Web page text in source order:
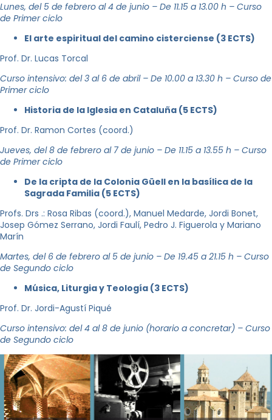
Lunes, del 5 de febrero al 4 de junio – De 11.15 a 13.00 h – Curso
de Primer ciclo
El arte espiritual del camino cisterciense (3 ECTS)
Prof. Dr. Lucas Torcal
Curso intensivo: del 3 al 6 de abril – De 10.00 a 13.30 h – Curso de
Primer ciclo
Historia de la Iglesia en Cataluña (5 ECTS)
Prof. Dr. Ramon Cortes (coord.)
Jueves, del 8 de febrero al 7 de junio – De 11.15 a 13.55 h – Curso
de Primer ciclo
De la cripta de la Colonia Güell en la basílica de la
Sagrada Familia (5 ECTS)
Profs. Drs .: Rosa Ribas (coord.), Manuel Medarde, Jordi Bonet,
Josep Gómez Serrano, Jordi Faulí, Pedro J. Figuerola y Mariano
Marín
Martes, del 6 de febrero al 5 de junio – De 19.45 a 21.15 h – Curso
de Segundo ciclo
Música, Liturgia y Teología (3 ECTS)
Prof. Dr. Jordi-Agustí Piqué
Curso intensivo: del 4 al 8 de junio (horario a concretar) – Curso
de Segundo ciclo